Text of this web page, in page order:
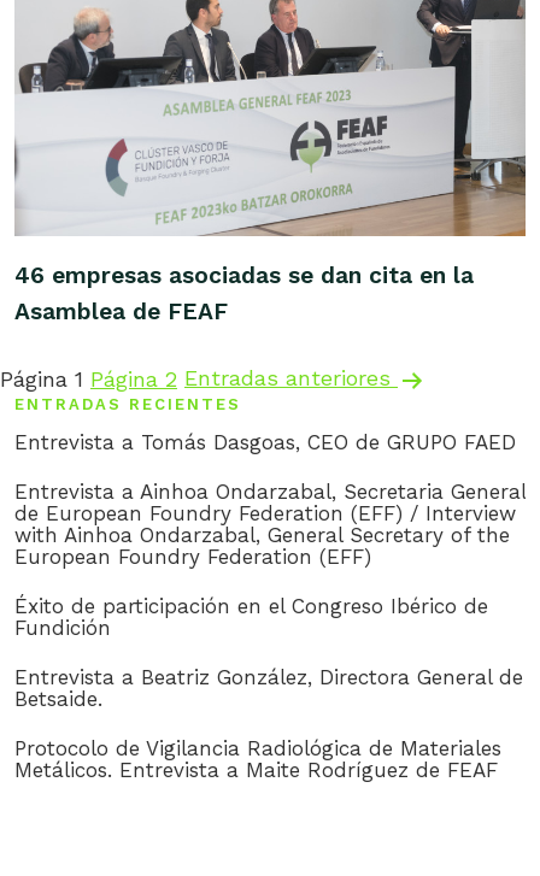
46 empresas asociadas se dan cita en la
Asamblea de FEAF
Paginación
de
entradas
Página 1 Página 2 Entradas anteriores
ENTRADAS RECIENTES
Entrevista a Tomás Dasgoas, CEO de GRUPO FAED
Entrevista a Ainhoa Ondarzabal, Secretaria General
de European Foundry Federation (EFF) / Interview
with Ainhoa Ondarzabal, General Secretary of the
European Foundry Federation (EFF)
Éxito de participación en el Congreso Ibérico de
Fundición
Entrevista a Beatriz González, Directora General de
Betsaide.
Protocolo de Vigilancia Radiológica de Materiales
Metálicos. Entrevista a Maite Rodríguez de FEAF